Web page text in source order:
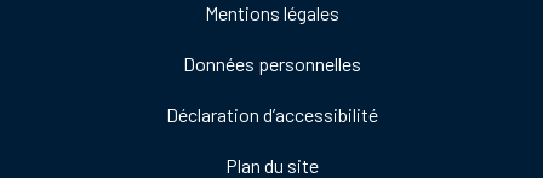
Mentions légales
Données personnelles
Déclaration d’accessibilité
Plan du site